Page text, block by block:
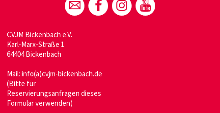
CVJM Bickenbach e.V.
Karl-Marx-Straße 1
64404 Bickenbach
Mail:info(a)cvjm-bickenbach.de
(Bitte für
Reservierungsanfragen dieses
Formular verwenden)